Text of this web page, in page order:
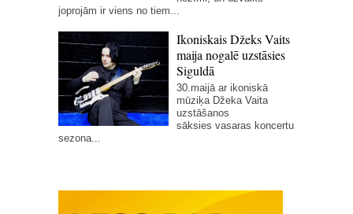
joprojām ir viens no tiem...
Ikoniskais Džeks Vaits
maija nogalē uzstāsies
Siguldā
30.maijā ar ikoniskā
mūziķa Džeka Vaita
uzstāšanos
sāksies vasaras koncertu
sezona...